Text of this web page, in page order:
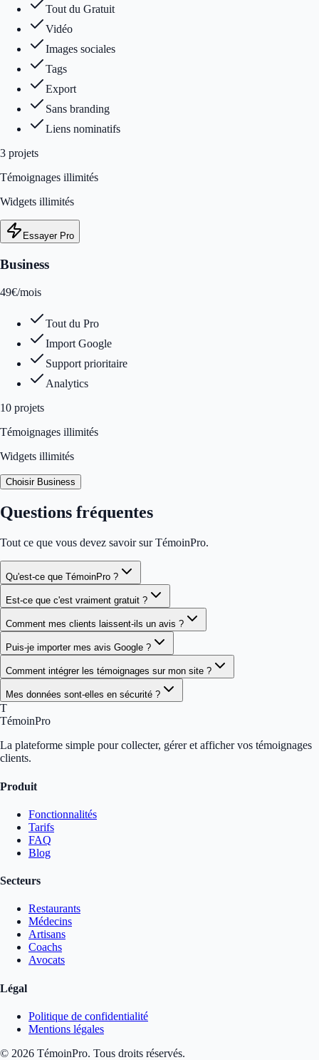
Tout du Gratuit
Vidéo
Images sociales
Tags
Export
Sans branding
Liens nominatifs
3 projets
Témoignages illimités
Widgets illimités
Essayer Pro
Business
49€/mois
Tout du Pro
Import Google
Support prioritaire
Analytics
10 projets
Témoignages illimités
Widgets illimités
Choisir Business
Questions fréquentes
Tout ce que vous devez savoir sur TémoinPro.
Qu'est-ce que TémoinPro ?
Est-ce que c'est vraiment gratuit ?
Comment mes clients laissent-ils un avis ?
Puis-je importer mes avis Google ?
Comment intégrer les témoignages sur mon site ?
Mes données sont-elles en sécurité ?
T
TémoinPro
La plateforme simple pour collecter, gérer et afficher vos témoignages
clients.
Produit
Fonctionnalités
Tarifs
FAQ
Blog
Secteurs
Restaurants
Médecins
Artisans
Coachs
Avocats
Légal
Politique de confidentialité
Mentions légales
© 2026 TémoinPro. Tous droits réservés.